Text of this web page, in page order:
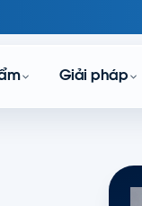
Giải pháp